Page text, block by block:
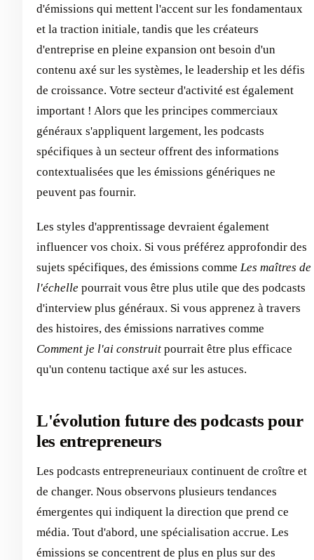
d'émissions qui mettent l'accent sur les fondamentaux
et la traction initiale, tandis que les créateurs
d'entreprise en pleine expansion ont besoin d'un
contenu axé sur les systèmes, le leadership et les défis
de croissance. Votre secteur d'activité est également
important ! Alors que les principes commerciaux
généraux s'appliquent largement, les podcasts
spécifiques à un secteur offrent des informations
contextualisées que les émissions génériques ne
peuvent pas fournir.
Les styles d'apprentissage devraient également
influencer vos choix. Si vous préférez approfondir des
sujets spécifiques, des émissions comme Les maîtres de
l'échelle pourrait vous être plus utile que des podcasts
d'interview plus généraux. Si vous apprenez à travers
des histoires, des émissions narratives comme
Comment je l'ai construit pourrait être plus efficace
qu'un contenu tactique axé sur les astuces.
L'évolution future des podcasts pour
les entrepreneurs
Les podcasts entrepreneuriaux continuent de croître et
de changer. Nous observons plusieurs tendances
émergentes qui indiquent la direction que prend ce
média. Tout d'abord, une spécialisation accrue. Les
émissions se concentrent de plus en plus sur des